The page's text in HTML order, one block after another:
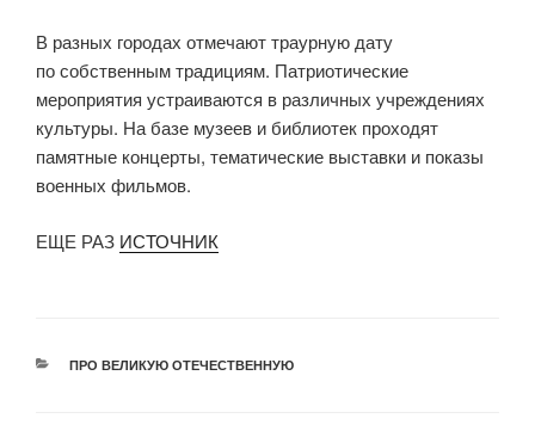
В разных городах отмечают траурную дату
по собственным традициям. Патриотические
мероприятия устраиваются в различных учреждениях
культуры. На базе музеев и библиотек проходят
памятные концерты, тематические выставки и показы
военных фильмов.
ЕЩЕ РАЗ ИСТОЧНИК
РУБРИКИ
ПРО ВЕЛИКУЮ ОТЕЧЕСТВЕННУЮ